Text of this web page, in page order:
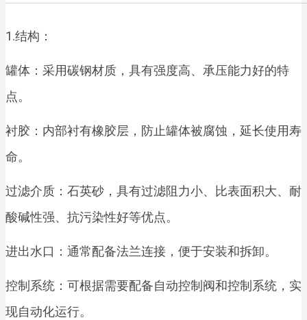
1.结构：
罐体：采用碳钢材质，具有强度高、承压能力好的特
点。
衬胶：内部衬有橡胶层，防止罐体被腐蚀，延长使用寿
命。
过滤介质：石英砂，具有过滤阻力小、比表面积大、耐
酸碱性强、抗污染性好等优点。
进出水口：通常配备法兰连接，便于安装和拆卸。
控制系统：可根据需要配备自动控制阀和控制系统，实
现自动化运行。